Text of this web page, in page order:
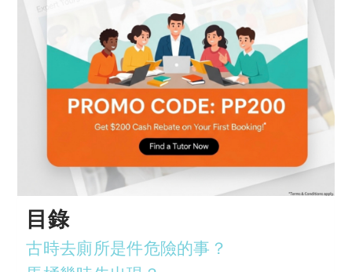
目錄
古時去廁所是件危險的事？